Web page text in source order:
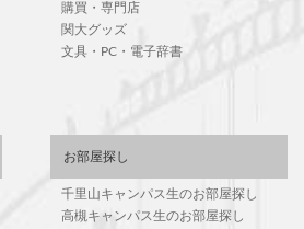
購買・専門店
関大グッズ
文具・PC・電子辞書
お部屋探し
千里山キャンパス生のお部屋探し
高槻キャンパス生のお部屋探し